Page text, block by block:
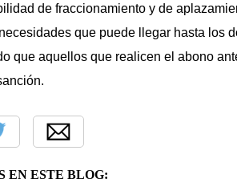
de fraccionamiento y de
que puede llegar hasta los
que aquellos que realicen el abono
EN ESTE BLOG: